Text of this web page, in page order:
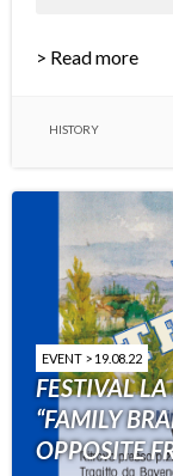
> Read more
HISTORY
EVENT > 19.08.22
FESTIVAL
“FAMILY
OPPOSITE